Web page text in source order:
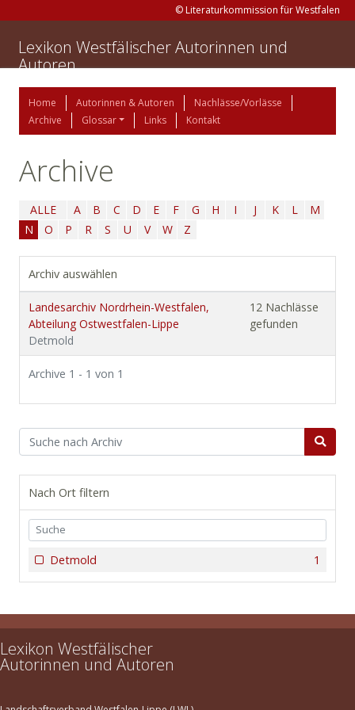
© Literaturkommission für Westfalen
Lexikon Westfälischer Autorinnen und
Autoren
Home Autorinnen & Autoren
Nachlässe/Vorlässe
Archive
Glossar Links Kontakt
Archive
ALLE A B C D E F G H I J K L
M
N
O P R S U V W Z
Archiv auswählen
Landesarchiv Nordrhein-Westfalen,
Abteilung Ostwestfalen-Lippe
Detmold
12 Nachlässe
gefunden
Archive 1 - 1 von 1
Nach Ort filtern
1
Detmold
Lexikon Westfälischer
Autorinnen und Autoren